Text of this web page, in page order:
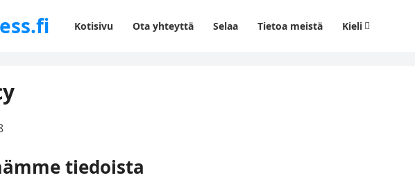
Kotisivu Ota yhteyttä Selaa Tietoa meistä Kieli
tiedoista